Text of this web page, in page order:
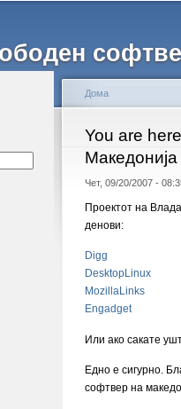
You are here
Дома
Чет, 09/20/2007 -
Проектот на
денови:
Digg
DesktopLinux
MozillaLinks
Engadget
Или ако сакате
Едно е сигурно.
софтвер на